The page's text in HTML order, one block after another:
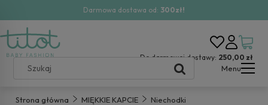
Darmowa dostawa od: 300zł!
Do darmowej dostawy: 250,00 zł
Menu
Strona główna MIĘKKIE KAPCIE Niechodki